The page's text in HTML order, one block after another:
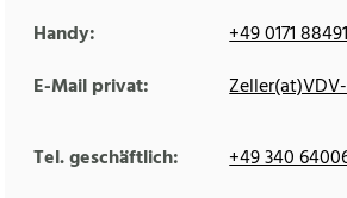
Handy:
+49 0171
E-Mail privat:
Tel. geschäftlich:
+49 340